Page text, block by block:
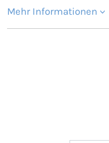
Mehr Informationen